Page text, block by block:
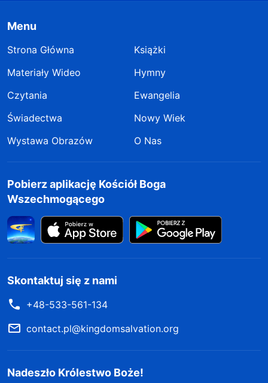
Menu
Strona Główna
Książki
Materiały Wideo
Hymny
Czytania
Ewangelia
Świadectwa
Nowy Wiek
Wystawa Obrazów
O Nas
Pobierz aplikację Kościół Boga
Wszechmogącego
Skontaktuj się z nami
+48-533-561-134
contact.pl@kingdomsalvation.org
Nadeszło Królestwo Boże!